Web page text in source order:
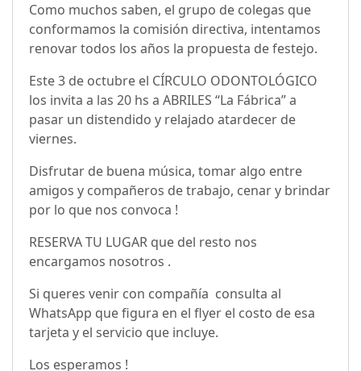
Como muchos saben, el grupo de colegas que
conformamos la comisión directiva, intentamos
renovar todos los años la propuesta de festejo.
Este 3 de octubre el CÍRCULO ODONTOLÓGICO
los invita a las 20 hs a ABRILES “La Fábrica” a
pasar un distendido y relajado atardecer de
viernes.
Disfrutar de buena música, tomar algo entre
amigos y compañeros de trabajo, cenar y brindar
por lo que nos convoca !
RESERVA TU LUGAR que del resto nos
encargamos nosotros .
Si queres venir con compañía consulta al
WhatsApp que figura en el flyer el costo de esa
tarjeta y el servicio que incluye.
Los esperamos !